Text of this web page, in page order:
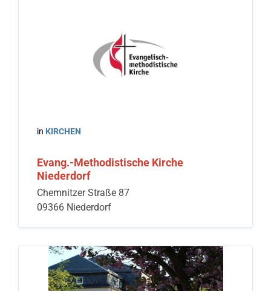
in KIRCHEN
Evang.-Methodistische Kirche
Niederdorf
Chemnitzer Straße 87
09366 Niederdorf